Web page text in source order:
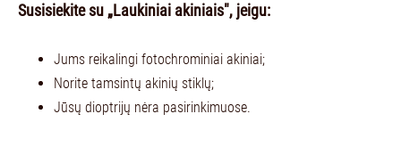
Susisiekite su „Laukiniai akiniais", jeigu:
Jums reikalingi fotochrominiai akiniai;
Norite tamsintų akinių stiklų;
Jūsų dioptrijų nėra pasirinkimuose.